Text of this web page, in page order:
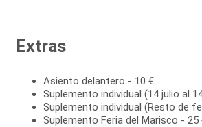
Extras
Asiento delantero - 10 €
Suplemento individual (14 julio al
Suplemento individual (Resto de
Suplemento Feria del Marisco - 25